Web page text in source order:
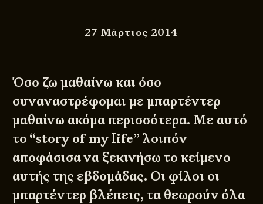
27 Μάρτιος 2014
Όσο ζω μαθαίνω και όσο
συναναστρέφομαι με μπαρτέντερ
μαθαίνω ακόμα περισσότερα. Με αυτό
το “story of my life” λοιπόν
αποφάσισα να ξεκινήσω το κείμενο
αυτής της εβδομάδας. Οι φίλοι οι
μπαρτέντερ βλέπεις, τα θεωρούν όλα